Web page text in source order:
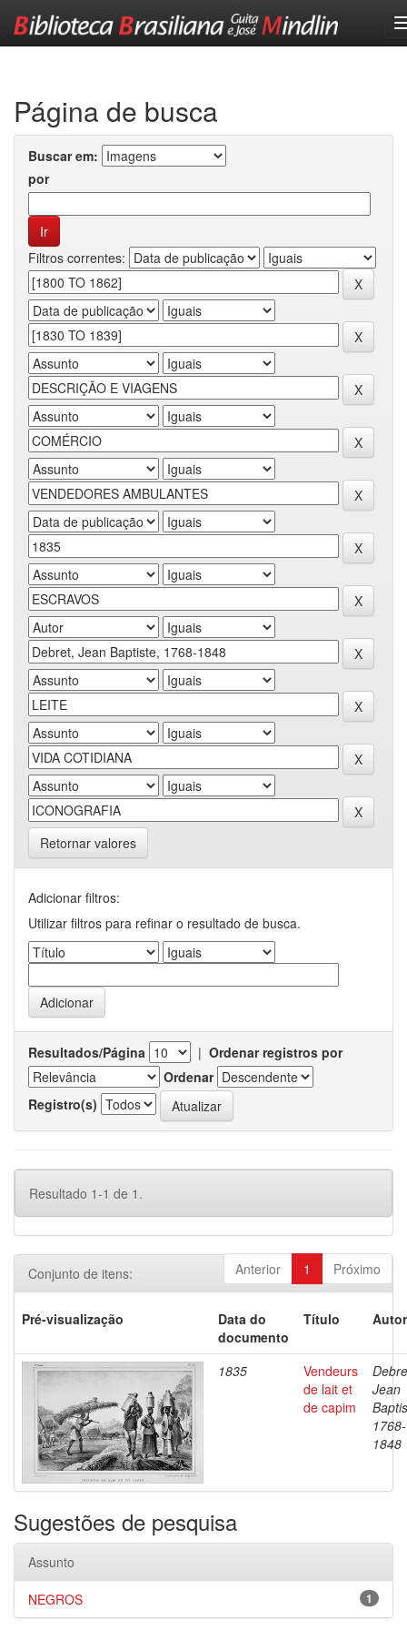
Página de busca
Buscar em:
por
Filtros correntes:
Retornar valores
Adicionar filtros:
Utilizar filtros para refinar o resultado de busca.
Resultados/Página | Ordenar registros por
Ordenar
Registro(s)
Resultado 1-1 de 1.
Anterior 1 Próximo
Conjunto de itens:
Pré-visualização
Data do
documento
Título
1835
Vendeurs
de lait et
de capim
Jean
1768-
1848
Sugestões de pesquisa
Assunto
1
NEGROS